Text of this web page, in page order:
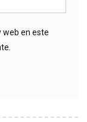
web en este